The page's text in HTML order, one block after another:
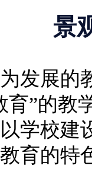
景
发展的
育”的教
学校建
育的特